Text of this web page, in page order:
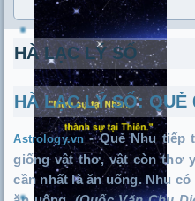
HÀ LẠC LÝ SỐ
HÀ LẠC LÝ SỐ: QUẺ
Astrology.vn-Quẻ Nhu tiếp
giống vật thơ, vật còn thơ
cần nhất là ăn uống. Nhu